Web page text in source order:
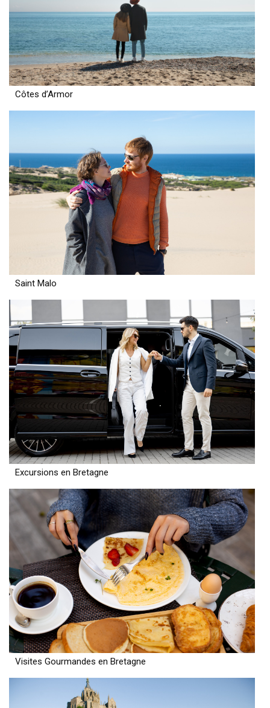
Côtes d’Armor
Saint Malo
Excursions en Bretagne
Visites Gourmandes en Bretagne